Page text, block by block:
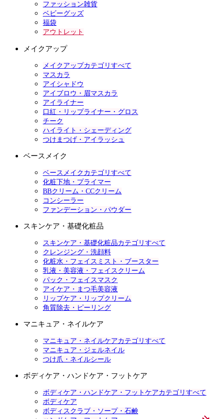
ファッション雑貨
ベビーグッズ
福袋
アウトレット
メイクアップ
メイクアップカテゴリすべて
マスカラ
アイシャドウ
アイブロウ・眉マスカラ
アイライナー
口紅・リップライナー・グロス
チーク
ハイライト・シェーディング
つけまつげ・アイラッシュ
ベースメイク
ベースメイクカテゴリすべて
化粧下地・プライマー
BBクリーム・CCクリーム
コンシーラー
ファンデーション・パウダー
スキンケア・基礎化粧品
スキンケア・基礎化粧品カテゴリすべて
クレンジング・洗顔料
化粧水・フェイスミスト・ブースター
乳液・美容液・フェイスクリーム
パック・フェイスマスク
アイケア・まつ毛美容液
リップケア・リップクリーム
角質除去・ピーリング
マニキュア・ネイルケア
マニキュア・ネイルケアカテゴリすべて
マニキュア・ジェルネイル
つけ爪・ネイルシール
ボディケア・ハンドケア・フットケア
ボディケア・ハンドケア・フットケアカテゴリすべて
ボディケア
ボディスクラブ・ソープ・石鹸